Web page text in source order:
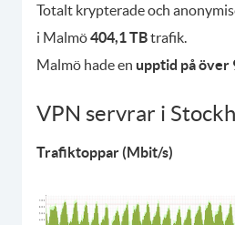
Totalt krypterade och
i Malmö404,1 TBtrafik.
Malmö hade en upptid på över
VPN servrar i
Trafiktoppar (Mbit/s)